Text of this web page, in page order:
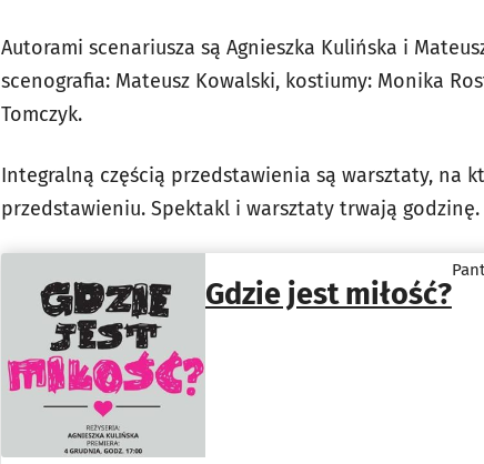
Autorami scenariusza są Agnieszka Kulińska i
scenografia: Mateusz Kowalski, kostiumy: Monika
Tomczyk.
Integralną częścią przedstawienia są warsztaty, na
przedstawieniu. Spektakl i warsztaty trwają
Gdzie jest miłość?